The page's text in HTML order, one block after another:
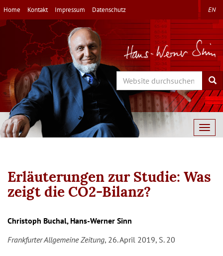
Direkt
zum
Inhalt
Home Kontakt Impressum Datenschutz EN
Search
Erläuterungen zur Studie: Was
zeigt die CO2-Bilanz?
Christoph Buchal, Hans-Werner Sinn
Frankfurter Allgemeine Zeitung, 26. April 2019, S. 20